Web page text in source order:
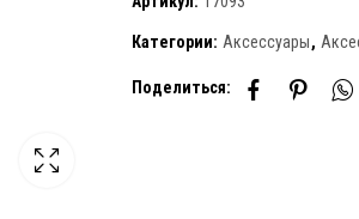
Категории: Аксессуары,
Поделиться: